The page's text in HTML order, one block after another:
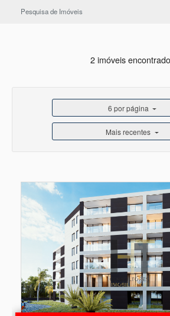
Pesquisa de Imóveis
2 imóveis
6 por página
Mais recentes